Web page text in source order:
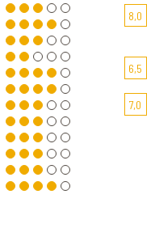
8,0
6,5
7,0